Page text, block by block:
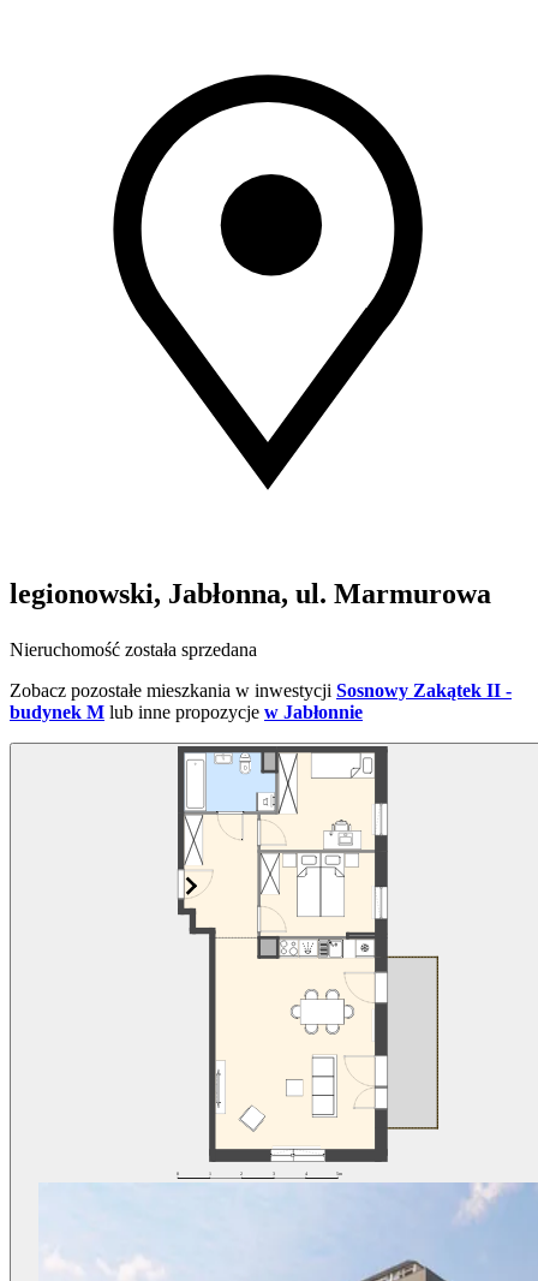
legionowski, Jabłonna, ul. Marmurowa
Nieruchomość została sprzedana
Zobacz pozostałe mieszkania w inwestycji Sosnowy Zakątek II -
budynek M lub inne propozycje w Jabłonnie